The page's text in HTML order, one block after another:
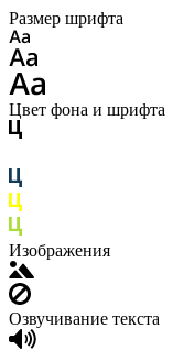
Размер шрифта
Цвет фона и шрифта
Изображения
Озвучивание текста